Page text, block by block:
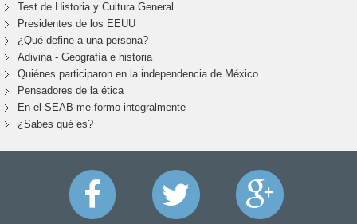
Test de Historia y Cultura General
Presidentes de los EEUU
¿Qué define a una persona?
Adivina - Geografía e historia
Quiénes participaron en la independencia de México
Pensadores de la ética
En el SEAB me formo integralmente
¿Sabes qué es?